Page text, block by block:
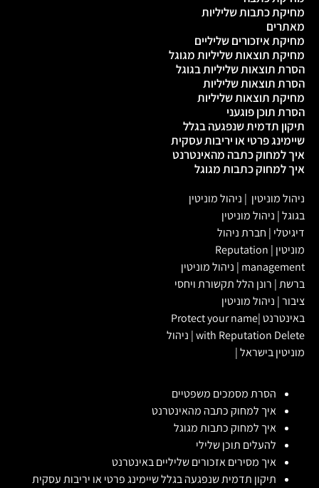
מחיקת כתבות שליליות
מאתרים
מחיקת איזכורים שליליים
מחיקת תוצאות שליליות מגוגל
הסרת תוצאות שליליות בגוגל
הסרת תוצאות שליליות
מחיקת תוצאות שליליות
הסרת תוכן פוגעני
תיקון תדמית שנפגעה בגלל
שיימינג פרטי או יריבות עסקית
איך למחוק כתבה מהאינטרנט
איך למחוק כתבות מגוגל
ניהול מוניטין | ניהול מוניטין
בגוגל| ניהול מוניטין
דיגיטלי | חברת ניהול
מוניטין |
Reputation
management
| ניהול מוניטין
ברשת| רונן הלל תקשורת ויחסי
ציבור| ניהול מוניטין
באינטרנט|
Protect your name
with Reputation Delete
| ניהול
מוניטין בישראל|
הסרת מסמכים משפטיים
איך למחוק כתבה מהאינטרנט
איך למחוק כתבות מגוגל
להעלים תוכן שלילי
איך מסירים אזכורים שליליים באינטרנט
תיקון תדמית שנפגעה בגלל שיימינג פרטי או יריבות עסקית